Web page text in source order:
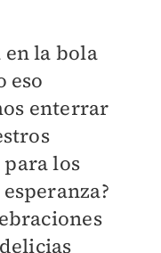
la bola
eso
enterrar
los